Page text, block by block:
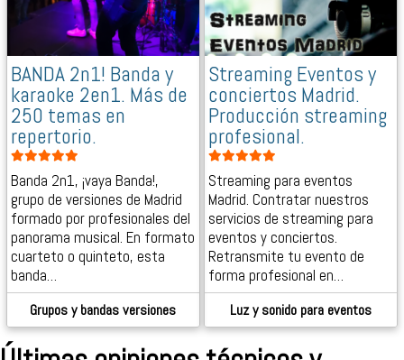
BANDA 2n1! Banda y
karaoke 2en1. Más de
250 temas en
repertorio.
Banda 2n1, ¡vaya Banda!,
grupo de versiones de Madrid
formado por profesionales del
panorama musical. En formato
cuarteto o quinteto, esta
banda…
Grupos y bandas versiones
Streaming Eventos y
conciertos Madrid.
Producción streaming
profesional.
Streaming para eventos
Madrid. Contratar nuestros
servicios de streaming para
eventos y conciertos.
Retransmite tu evento de
forma profesional en…
Luz y sonido para eventos